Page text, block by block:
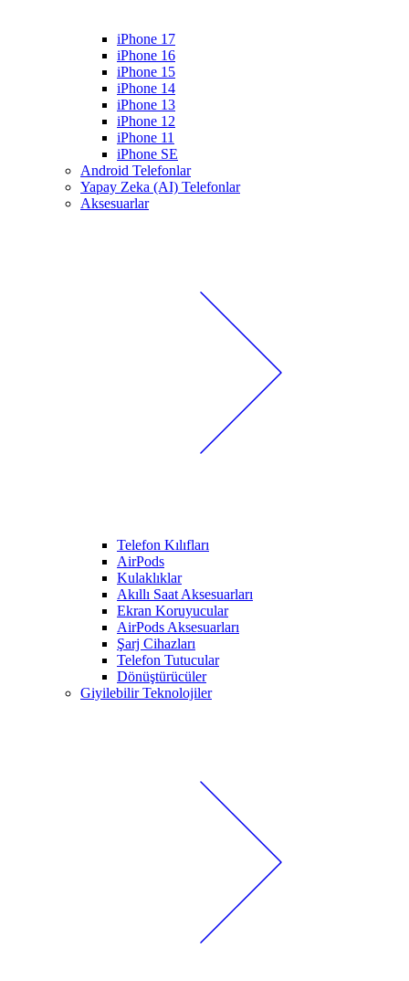
iPhone 17
iPhone 16
iPhone 15
iPhone 14
iPhone 13
iPhone 12
iPhone 11
iPhone SE
Android Telefonlar
Yapay Zeka (AI) Telefonlar
Aksesuarlar
Telefon Kılıfları
AirPods
Kulaklıklar
Akıllı Saat Aksesuarları
Ekran Koruyucular
AirPods Aksesuarları
Şarj Cihazları
Telefon Tutucular
Dönüştürücüler
Giyilebilir Teknolojiler